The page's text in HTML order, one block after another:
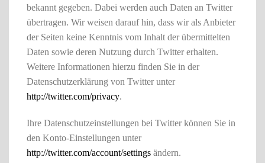
bekannt gegeben. Dabei werden auch Daten an Twitter
übertragen. Wir weisen darauf hin, dass wir als Anbieter
der Seiten keine Kenntnis vom Inhalt der übermittelten
Daten sowie deren Nutzung durch Twitter erhalten.
Weitere Informationen hierzu finden Sie in der
Datenschutzerklärung von Twitter unter
http://twitter.com/privacy.
Ihre Datenschutzeinstellungen bei Twitter können Sie in
den Konto-Einstellungen unter
http://twitter.com/account/settings ändern.